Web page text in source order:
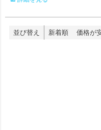
並び替え 新着順 価格が